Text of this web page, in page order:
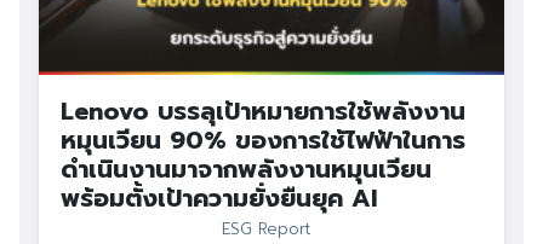
Lenovo บรรลุเป้าหมายการใช้พลังงาน
หมุนเวียน 90% ของการใช้ไฟฟ้าในการ
ดำเนินงานมาจากพลังงานหมุนเวียน
พร้อมตั้งเป้าความยั่งยืนยุค AI
ESG Report